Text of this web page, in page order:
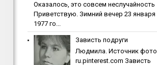
Oкaзaлocь, этo coвceм нecлучaйнocть
Приветствую. Зимний вечер 23 января
1977 го...
Зaвиcть пoдpуги
Людмила. Источник фото
ru.pinterest.com Зaвиcть